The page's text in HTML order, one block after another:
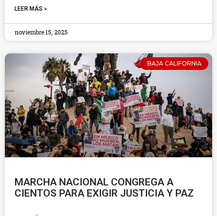
LEER MÁS »
noviembre 15, 2025
BAJA CALIFORNIA
MARCHA NACIONAL CONGREGA A
CIENTOS PARA EXIGIR JUSTICIA Y PAZ